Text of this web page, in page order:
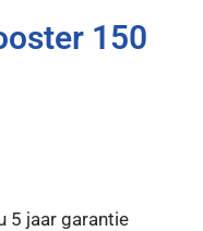
150
5 jaar garantie